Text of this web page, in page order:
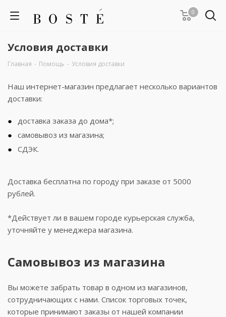
0
Условия доставки
Главная - Помощь - Условия доставки
Наш интернет-магазин предлагает несколько вариантов
доставки:
доставка заказа до дома*;
самовывоз из магазина;
СДЭК.
Доставка бесплатна по городу при заказе от 5000
рублей.
*Действует ли в вашем городе курьерская служба,
уточняйте у менеджера магазина.
Самовывоз из магазина
Вы можете забрать товар в одном из магазинов,
сотрудничающих с нами. Список торговых точек,
которые принимают заказы от нашей компании